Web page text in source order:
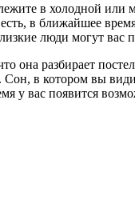
в холодной или
в ближайшее время
люди могут вас
разбирает
Сон, в котором вы
у вас появится